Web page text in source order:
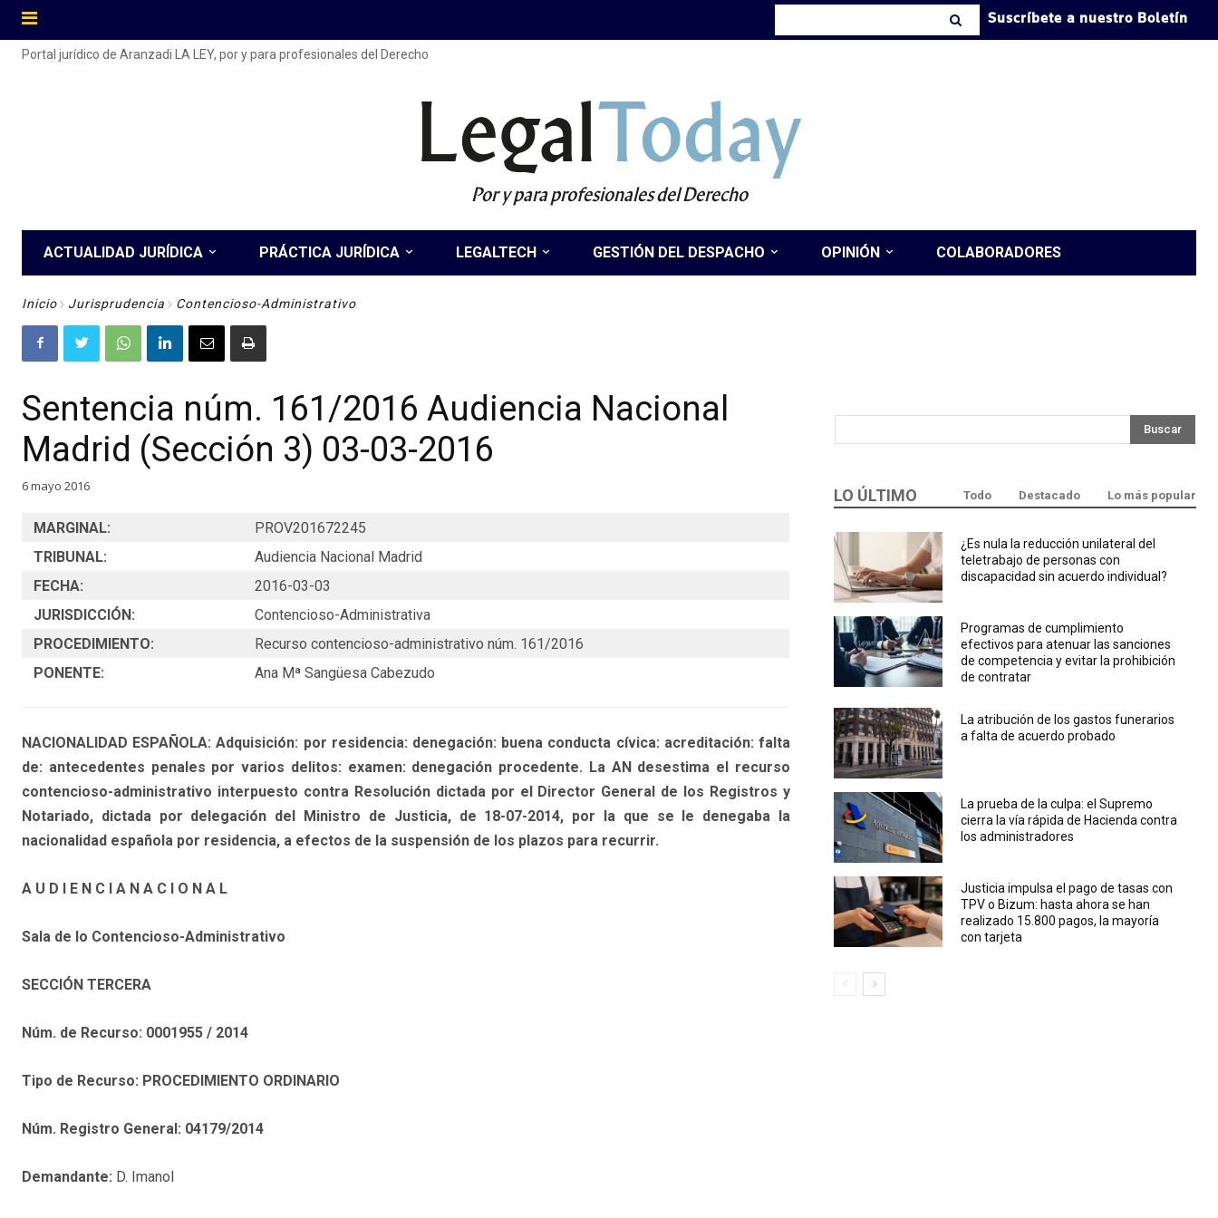
Suscríbete a nuestro Boletín
Portal jurídico de Aranzadi LA LEY, por y para profesionales del Derecho
LegalToday
Por y para profesionales del Derecho
ACTUALIDAD JURÍDICA PRÁCTICA JURÍDICA LEGALTECH GESTIÓN DEL DESPACHO OPINIÓN COLABORADORES
Inicio Jurisprudencia Contencioso-Administrativo
Sentencia núm. 161/2016 Audiencia Nacional
Madrid (Sección 3) 03-03-2016
6 mayo 2016
MARGINAL:
PROV201672245
TRIBUNAL:
Audiencia Nacional Madrid
FECHA:
2016-03-03
JURISDICCIÓN:
Contencioso-Administrativa
PROCEDIMIENTO:
Recurso contencioso-administrativo núm. 161/2016
PONENTE:
Ana Mª Sangüesa Cabezudo
NACIONALIDAD ESPAÑOLA: Adquisición: por residencia: denegación: buena conducta cívica: acreditación: falta
de: antecedentes penales por varios delitos: examen: denegación procedente. La AN desestima el recurso
contencioso-administrativo interpuesto contra Resolución dictada por el Director General de los Registros y
Notariado, dictada por delegación del Ministro de Justicia, de 18-07-2014, por la que se le denegaba la
nacionalidad española por residencia, a efectos de la suspensión de los plazos para recurrir.
A U D I E N C I A N A C I O N A L
Sala de lo Contencioso-Administrativo
SECCIÓN TERCERA
Núm. de Recurso: 0001955 / 2014
Tipo de Recurso: PROCEDIMIENTO ORDINARIO
Núm. Registro General: 04179/2014
Demandante: D. Imanol
Buscar
LO ÚLTIMO Todo Destacado Lo más popular
¿Es nula la reducción unilateral del
teletrabajo de personas con
discapacidad sin acuerdo individual?
Programas de cumplimiento
efectivos para atenuar las sanciones
de competencia y evitar la prohibición
de contratar
La atribución de los gastos funerarios
a falta de acuerdo probado
La prueba de la culpa: el Supremo
cierra la vía rápida de Hacienda contra
los administradores
Justicia impulsa el pago de tasas con
TPV o Bizum: hasta ahora se han
realizado 15.800 pagos, la mayoría
con tarjeta